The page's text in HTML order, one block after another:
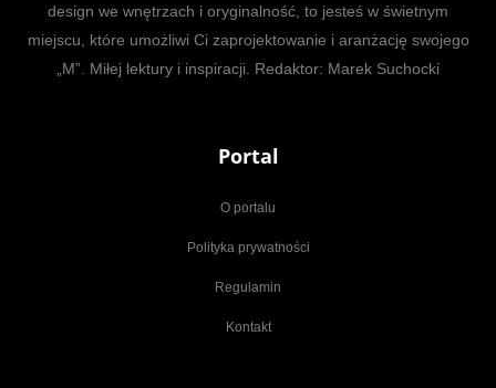
design we wnętrzach i oryginalność, to jesteś w świetnym
miejscu, które umożliwi Ci zaprojektowanie i aranżację swojego
„M”. Miłej lektury i inspiracji. Redaktor: Marek Suchocki
Portal
O portalu
Polityka prywatności
Regulamin
Kontakt